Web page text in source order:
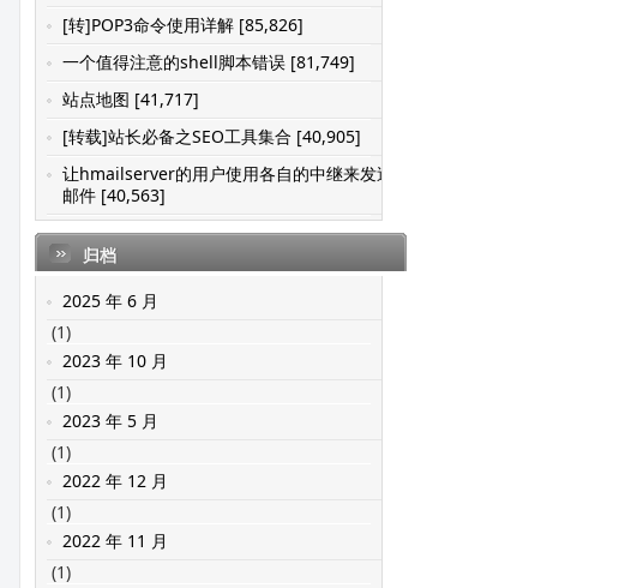
[转]POP3命令使用详解 [85,826]
一个值得注意的shell脚本错误 [81,749]
站点地图 [41,717]
[转载]站长必备之SEO工具集合 [40,905]
让hmailserver的用户使用各自的中继来发送
邮件 [40,563]
归档
2025 年 6 月
(1)
2023 年 10 月
(1)
2023 年 5 月
(1)
2022 年 12 月
(1)
2022 年 11 月
(1)